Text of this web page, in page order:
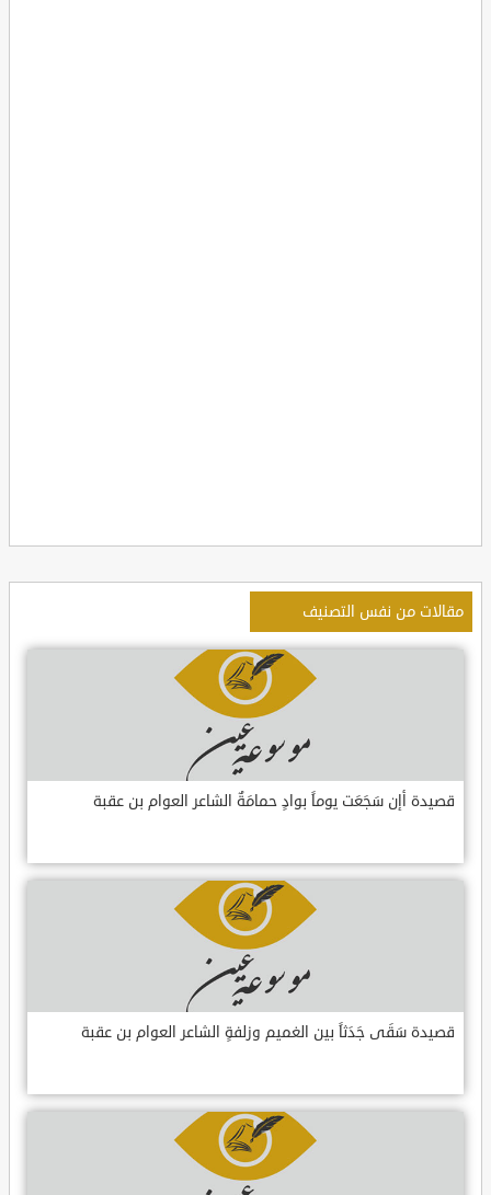
مقالات من نفس التصنيف
قصيدة أإن سَجَعَت يوماً بوادٍ حمامَةٌ الشاعر العوام بن عقبة
قصيدة سَقَى جَدَثاً بين الغميم وزلفةٍ الشاعر العوام بن عقبة